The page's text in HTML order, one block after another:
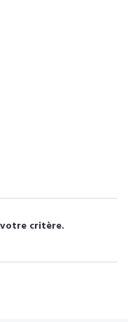
critère.